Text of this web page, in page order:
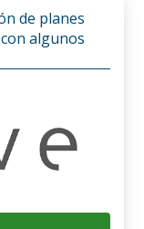
de planes
algunos